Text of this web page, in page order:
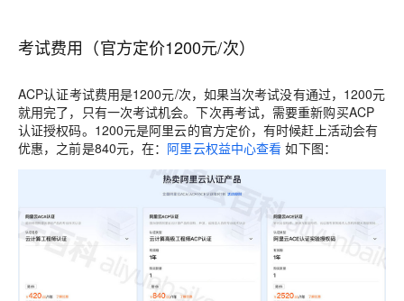
考试费用（官方定价1200元/次）
ACP认证考试费用是1200元/次，如果当次考试没有通过，1200元
就用完了，只有一次考试机会。下次再考试，需要重新购买ACP
认证授权码。1200元是阿里云的官方定价，有时候赶上活动会有
优惠，之前是840元，在： 阿里云权益中心查看 如下图：